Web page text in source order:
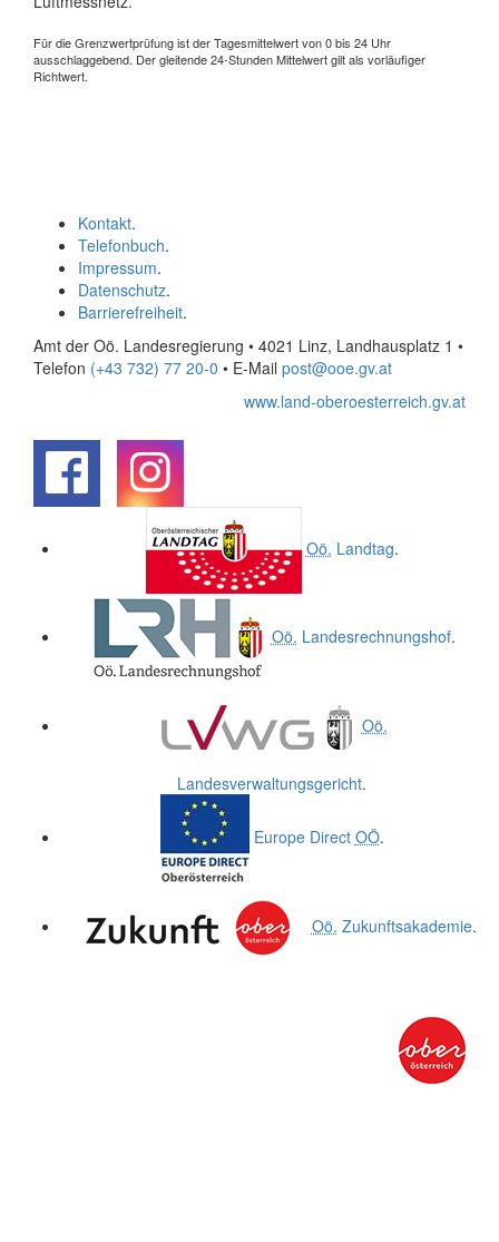
Für die Grenzwertprüfung ist der Tagesmittelwert von 0 bis 24 Uhr
ausschlaggebend. Der gleitende 24-Stunden Mittelwert gilt als vorläufiger
Richtwert.
Kontakt.
Telefonbuch.
Impressum.
Datenschutz.
Barrierefreiheit.
Amt der Oö. Landesregierung • 4021 Linz, Landhausplatz 1 •
Telefon (+43 732) 77 20-0 • E-Mail post@ooe.gv.at
www.land-oberoesterreich.gv.at
Oö. Landtag.
Oö. Landesrechnungshof.
Oö.
Landesverwaltungsgericht.
Europe Direct OÖ.
Oö. Zukunftsakademie.